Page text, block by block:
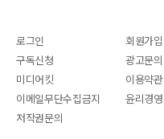
로그인 회원가입
구독신청
광고문의
미디어킷
이용약관
이메일무단수집금지
윤리경영
저작권문의